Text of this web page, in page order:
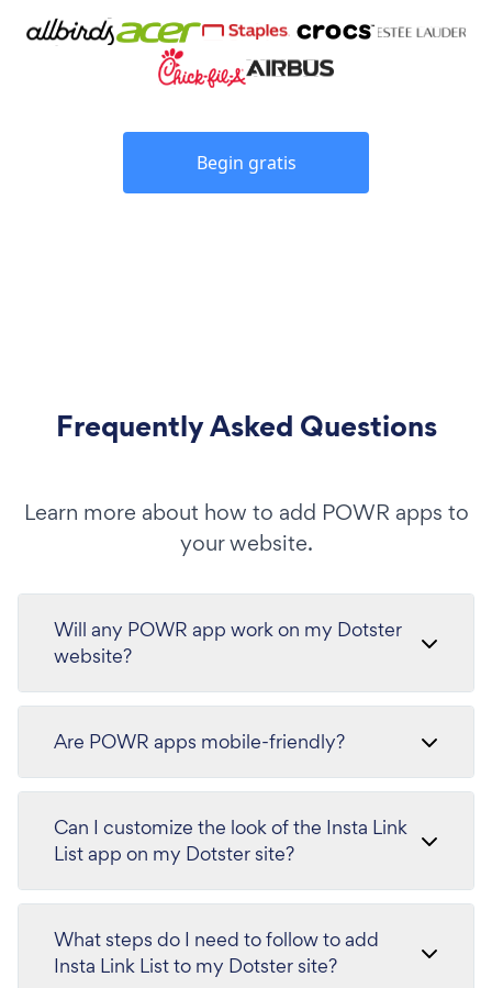
Begin gratis
Frequently Asked Questions
Learn more about how to add POWR apps to
your website.
Will any POWR app work on my Dotster
website?
Are POWR apps mobile-friendly?
Can I customize the look of the Insta Link
List app on my Dotster site?
What steps do I need to follow to add
Insta Link List to my Dotster site?